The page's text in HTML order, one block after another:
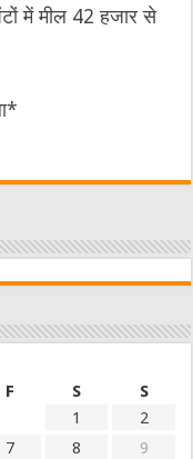
में मील 42 हजार से
F S
S
1
2
7 8
9